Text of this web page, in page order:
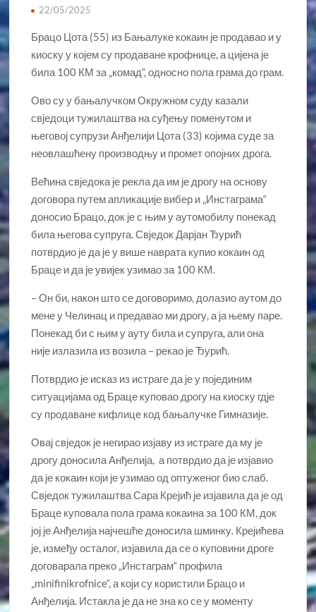
22/05/2025
Брацо Цота (55) из Бањалуке кокаин је продавао и у
киоску у којем су продаване крофнице, а цијена је
била 100 КМ за „комад“, односно пола грама до грам.
Ово су у бањалучком Окружном суду казали
свједоци тужилаштва на суђењу поменутом и
његовој супрузи Анђелији Цота (33) којима суде за
неовлашћену производњу и промет опојних дрога.
Већина свједока је рекла да им је дрогу на основу
договора путем апликације вибер и „Инстаграма“
доносио Брацо, док је с њим у аутомобилу понекад
била његова супруга. Свједок Дарјан Ђурић
потврдио је да је у више наврата купио кокаин од
Браце и да је увијек узимао за 100 КМ.
– Он би, након што се договоримо, долазио аутом до
мене у Челинац и предавао ми дрогу, а ја њему паре.
Понекад би с њим у ауту била и супруга, али она
није излазила из возила – рекао је Ђурић.
Потврдио је исказ из истраге да је у појединим
ситуацијама од Браце куповао дрогу на киоску гдје
су продаване кифлице код бањалучке Гимназије.
Овај свједок је негирао изјаву из истраге да му је
дрогу доносила Анђелија, а потврдио да је изјавио
да је кокаин који је узимао од оптуженог био слаб.
Свједок тужилаштва Сара Крејић је изјавила да је од
Браце куповала пола грама кокаина за 100 КМ, док
јој је Анђелија најчешће доносила шминку. Крејићева
је, између осталог, изјавила да се о куповини дроге
договарала преко „Инстаграм“ профила
„minifinikrofnice“, а који су користили Брацо и
Анђелија. Истакла је да не зна ко се у моменту